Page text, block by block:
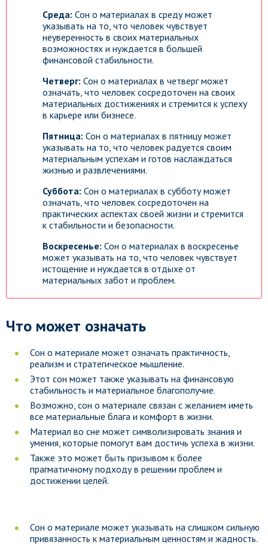
Среда: Сон о материалах в среду может
указывать на то, что человек чувствует
неуверенность в своих материальных
возможностях и нуждается в большей
финансовой стабильности.
Четверг: Сон о материалах в четверг может
означать, что человек сосредоточен на своих
материальных достижениях и стремится к успеху
в карьере или бизнесе.
Пятница: Сон о материалах в пятницу может
указывать на то, что человек радуется своим
материальным успехам и готов наслаждаться
жизнью и развлечениями.
Суббота: Сон о материалах в субботу может
означать, что человек сосредоточен на
практических аспектах своей жизни и стремится
к стабильности и безопасности.
Воскресенье: Сон о материалах в воскресенье
может указывать на то, что человек чувствует
истощение и нуждается в отдыхе от
материальных забот и проблем.
Что может означать
Сон о материале может означать практичность,
реализм и стратегическое мышление.
Этот сон может также указывать на финансовую
стабильность и материальное благополучие.
Возможно, сон о материале связан с желанием иметь
все материальные блага и комфорт в жизни.
Материал во сне может символизировать знания и
умения, которые помогут вам достичь успеха в жизни.
Также это может быть призывом к более
прагматичному подходу в решении проблем и
достижении целей.
Сон о материале может указывать на слишком сильную
привязанность к материальным ценностям и жадность.